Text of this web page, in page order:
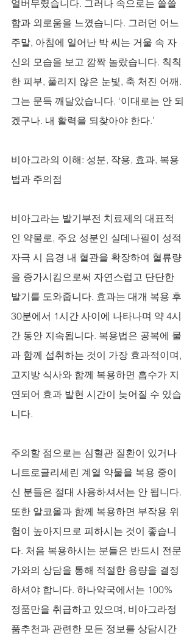
얼버무렸습니다. 그러나 속으로는 쓸쓸
함과 외로움을 느꼈습니다. 그러던 어느
주말, 아침에 일어난 박 씨는 거울 속 자
신의 모습을 보고 깜짝 놀랐습니다. 칙칙
한 피부, 풀리지 않은 눈빛, 축 처진 어깨.
그는 문득 깨달았습니다. ‘이대로는 안 되
겠구나. 내 활력을 되찾아야 한다.’
비아그라의 이해: 성분, 작용, 효과, 복용
법과 주의점
비아그라는 발기부전 치료제의 대표적
인 약물로, 주요 성분인 실데나필이 성적
자극 시 음경 내 혈관을 확장하여 혈류량
을 증가시킴으로써 자연스럽고 단단한
발기를 도와줍니다. 효과는 대개 복용 후
30분에서 1시간 사이에 나타나며 약 4시
간 동안 지속됩니다. 복용법은 공복에 물
과 함께 섭취하는 것이 가장 효과적이며,
고지방 식사와 함께 복용하면 흡수가 지
연되어 효과 발현 시간이 늦어질 수 있습
니다.
주의할 점으로는 심혈관 질환이 있거나
니트로글리세린 계열 약물을 복용 중이
신 분들은 절대 사용하셔서는 안 됩니다.
또한 알코올과 함께 복용하면 부작용 위
험이 높아지므로 피하시는 것이 좋습니
다. 처음 복용하시는 분들은 반드시 전문
가와의 상담을 통해 적절한 용량을 결정
하셔야 합니다. 하나약국에서는 100%
정품만을 취급하고 있으며, 비아그라정
품추천과 관련한 모든 정보를 상담시간